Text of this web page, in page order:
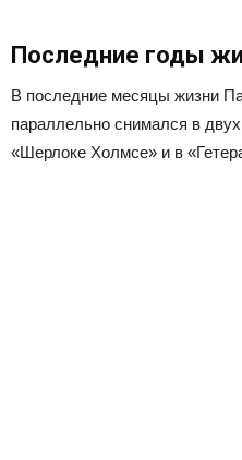
Последние годы
В последние месяцы жизни
параллельно снимался в
«Шерлоке Холмсе» и в